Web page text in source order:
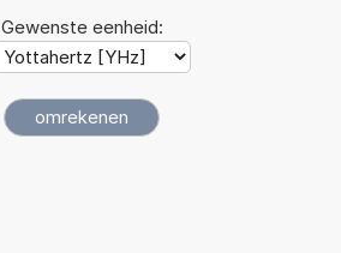
Gewenste eenheid: